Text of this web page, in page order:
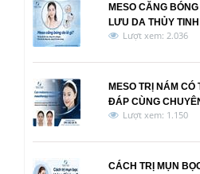
MESO CĂNG
LƯU DA THỦY TINH
Lượt xem: 2.036
MESO TRỊ NÁM CÓ
ĐÁP CÙNG
Lượt xem: 1.150
CÁCH TRỊ MỤN